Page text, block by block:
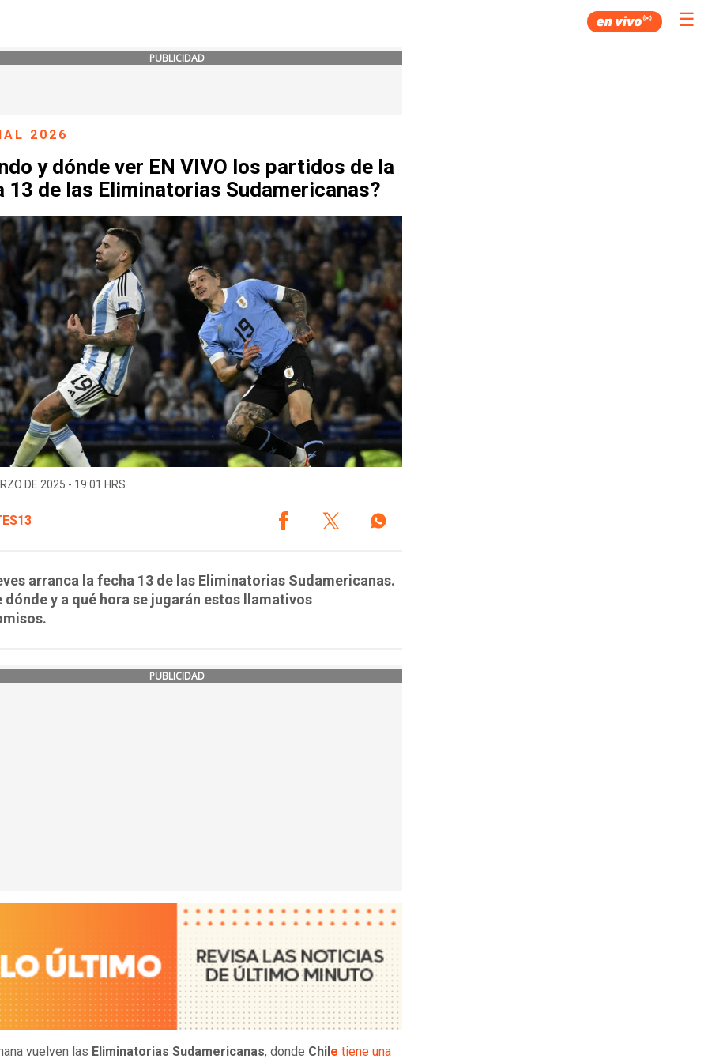
☰
PUBLICIDAD
2026
y dónde ver EN VIVO los partidos de la
13 de las Eliminatorias Sudamericanas?
DE 2025 - 19:01 HRS.
arranca la fecha 13 de las Eliminatorias Sudamericanas.
dónde y a qué hora se jugarán estos llamativos
PUBLICIDAD
vuelven las Eliminatorias Sudamericanas, donde Chil e tiene una